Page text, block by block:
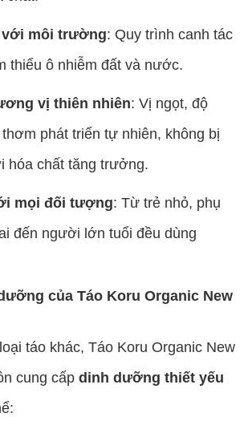
với môi trường: Quy trình canh tác
thiểu ô nhiễm đất và nước.
vị thiên nhiên: Vị ngọt, độ
phát triển tự nhiên, không bị
hóa chất tăng trưởng.
mọi đối tượng: Từ trẻ nhỏ, phụ
đến người lớn tuổi đều dùng
của Táo Koru Organic New
táo khác, Táo Koru Organic New
cung cấp dinh dưỡng thiết yếu